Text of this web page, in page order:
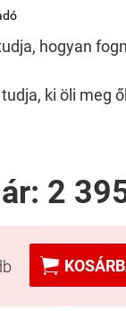
hogyan
ki öli meg
2
